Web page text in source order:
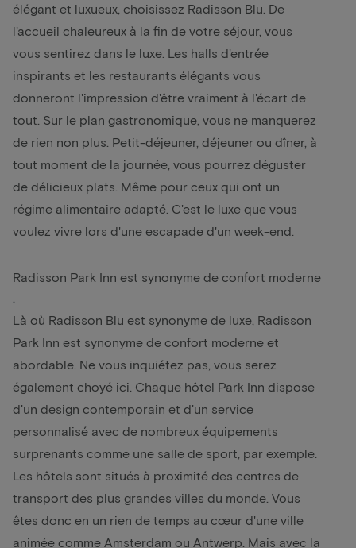
élégant et luxueux, choisissez Radisson Blu. De
l'accueil chaleureux à la fin de votre séjour, vous
vous sentirez dans le luxe. Les halls d'entrée
inspirants et les restaurants élégants vous
donneront l'impression d'être vraiment à l'écart de
tout. Sur le plan gastronomique, vous ne manquerez
de rien non plus. Petit-déjeuner, déjeuner ou dîner, à
tout moment de la journée, vous pourrez déguster
de délicieux plats. Même pour ceux qui ont un
régime alimentaire adapté. C'est le luxe que vous
voulez vivre lors d'une escapade d'un week-end.
Radisson Park Inn est synonyme de confort moderne
Là où Radisson Blu est synonyme de luxe, Radisson
Park Inn est synonyme de confort moderne et
abordable. Ne vous inquiétez pas, vous serez
également choyé ici. Chaque hôtel Park Inn dispose
d'un design contemporain et d'un service
personnalisé avec de nombreux équipements
surprenants comme une salle de sport, par exemple.
Les hôtels sont situés à proximité des centres de
transport des plus grandes villes du monde. Vous
êtes donc en un rien de temps au cœur d'une ville
animée comme Amsterdam ou Antwerp . Mais avec la